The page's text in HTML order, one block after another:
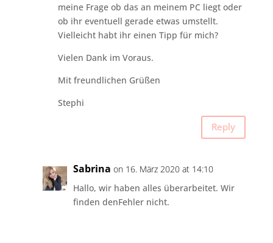
meine Frage ob das an meinem PC liegt oder
ob ihr eventuell gerade etwas umstellt.
Vielleicht habt ihr einen Tipp für mich?
Vielen Dank im Voraus.
Mit freundlichen Grüßen
Stephi
Reply
Sabrina on 16. März 2020 at 14:10
Hallo, wir haben alles überarbeitet. Wir
finden denFehler nicht.